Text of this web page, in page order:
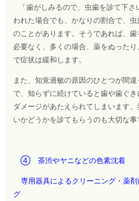
「歯がしみるので、虫歯を診て下さ
われた場合でも、かなりの割合で、
のことがあります。そうであれば、
必要なく、多くの場合、薬をぬった
で症状は緩和します。
また、知覚過敏の原因のひとつが間
で、知らずに続けていると歯や歯ぐ
ダメージがあたえられてしまいます
いかどうかを診てもらうのも大切な事
④ 茶渋やヤニなどの色素沈着
専用器具によるクリーニング・薬
グ